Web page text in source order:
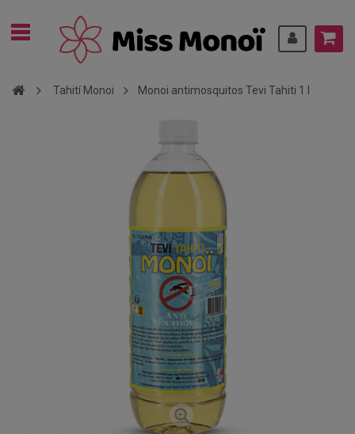
Tahití Monoi Monoi antimosquitos Tevi Tahiti 1 l